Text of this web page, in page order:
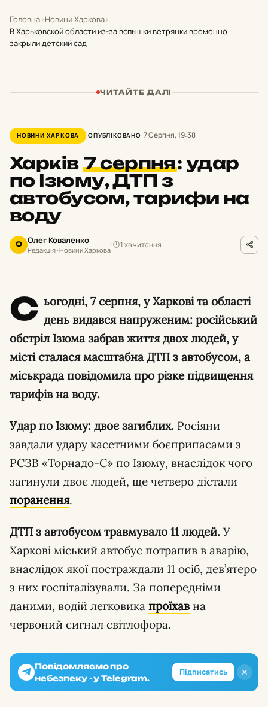
Головна›Новини Харкова›
В Харьковской области из-за вспышки ветрянки временно
закрыли детский сад
ЧИТАЙТЕ ДАЛІ
НОВИНИ ХАРКОВА ОПУБЛІКОВАНО 7 Серпня, 19:38
Харків7 серпня: удар
по Ізюму, ДТП з
автобусом, тарифи на
воду
О Олег Коваленко
Редакція · Новини Харкова
1 хв читання
С ьогодні, 7 серпня, у Харкові та області
день видався напруженим: російський
обстріл Ізюма забрав життя двох людей, у
місті сталася масштабна ДТП з автобусом, а
міськрада повідомила про різке підвищення
тарифів на воду.
Удар по Ізюму: двоє загиблих. Росіяни
завдали удару касетними боєприпасами з
РСЗВ «Торнадо-С» по Ізюму, внаслідок чого
загинули двоє людей, ще четверо дістали
поранення.
ДТП з автобусом травмувало 11 людей. У
Харкові міський автобус потрапив в аварію,
внаслідок якої постраждали 11 осіб, дев’ятеро
з них госпіталізували. За попередніми
даними, водій легковика проїхав на
червоний сигнал світлофора.
✕
Повідомляємо про
небезпеку - у Telegram.
Підписатись